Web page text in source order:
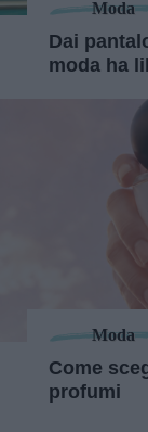
Moda
Dai
moda ha
Moda
Come
profumi